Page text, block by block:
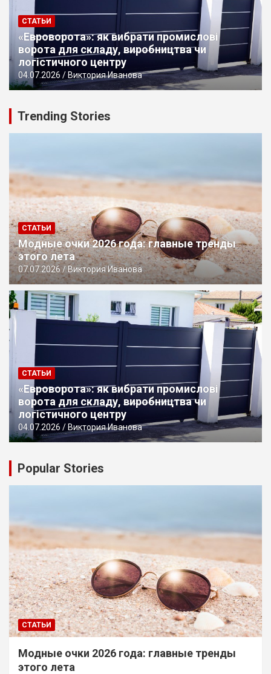
СТАТЬИ
«Евроворота»: як вибрати промислові
ворота для складу, виробництва чи
логістичного центру
04.07.2026 Виктория Иванова
Trending Stories
СТАТЬИ
Модные очки 2026 года: главные тренды
этого лета
07.07.2026 Виктория Иванова
СТАТЬИ
«Евроворота»: як вибрати промислові
ворота для складу, виробництва чи
логістичного центру
04.07.2026 Виктория Иванова
Popular Stories
СТАТЬИ
Модные очки 2026 года: главные тренды
этого лета